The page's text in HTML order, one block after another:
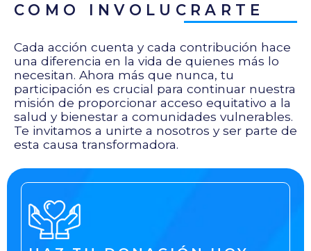
COMO INVOLUCRARTE
Cada acción cuenta y cada contribución hace
una diferencia en la vida de quienes más lo
necesitan. Ahora más que nunca, tu
participación es crucial para continuar nuestra
misión de proporcionar acceso equitativo a la
salud y bienestar a comunidades vulnerables.
Te invitamos a unirte a nosotros y ser parte de
esta causa transformadora.